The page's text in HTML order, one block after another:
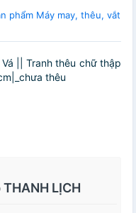
phẩm Máy may, thêu, vắt
|| Tranh thêu chữ thập
thêu
LỊCH